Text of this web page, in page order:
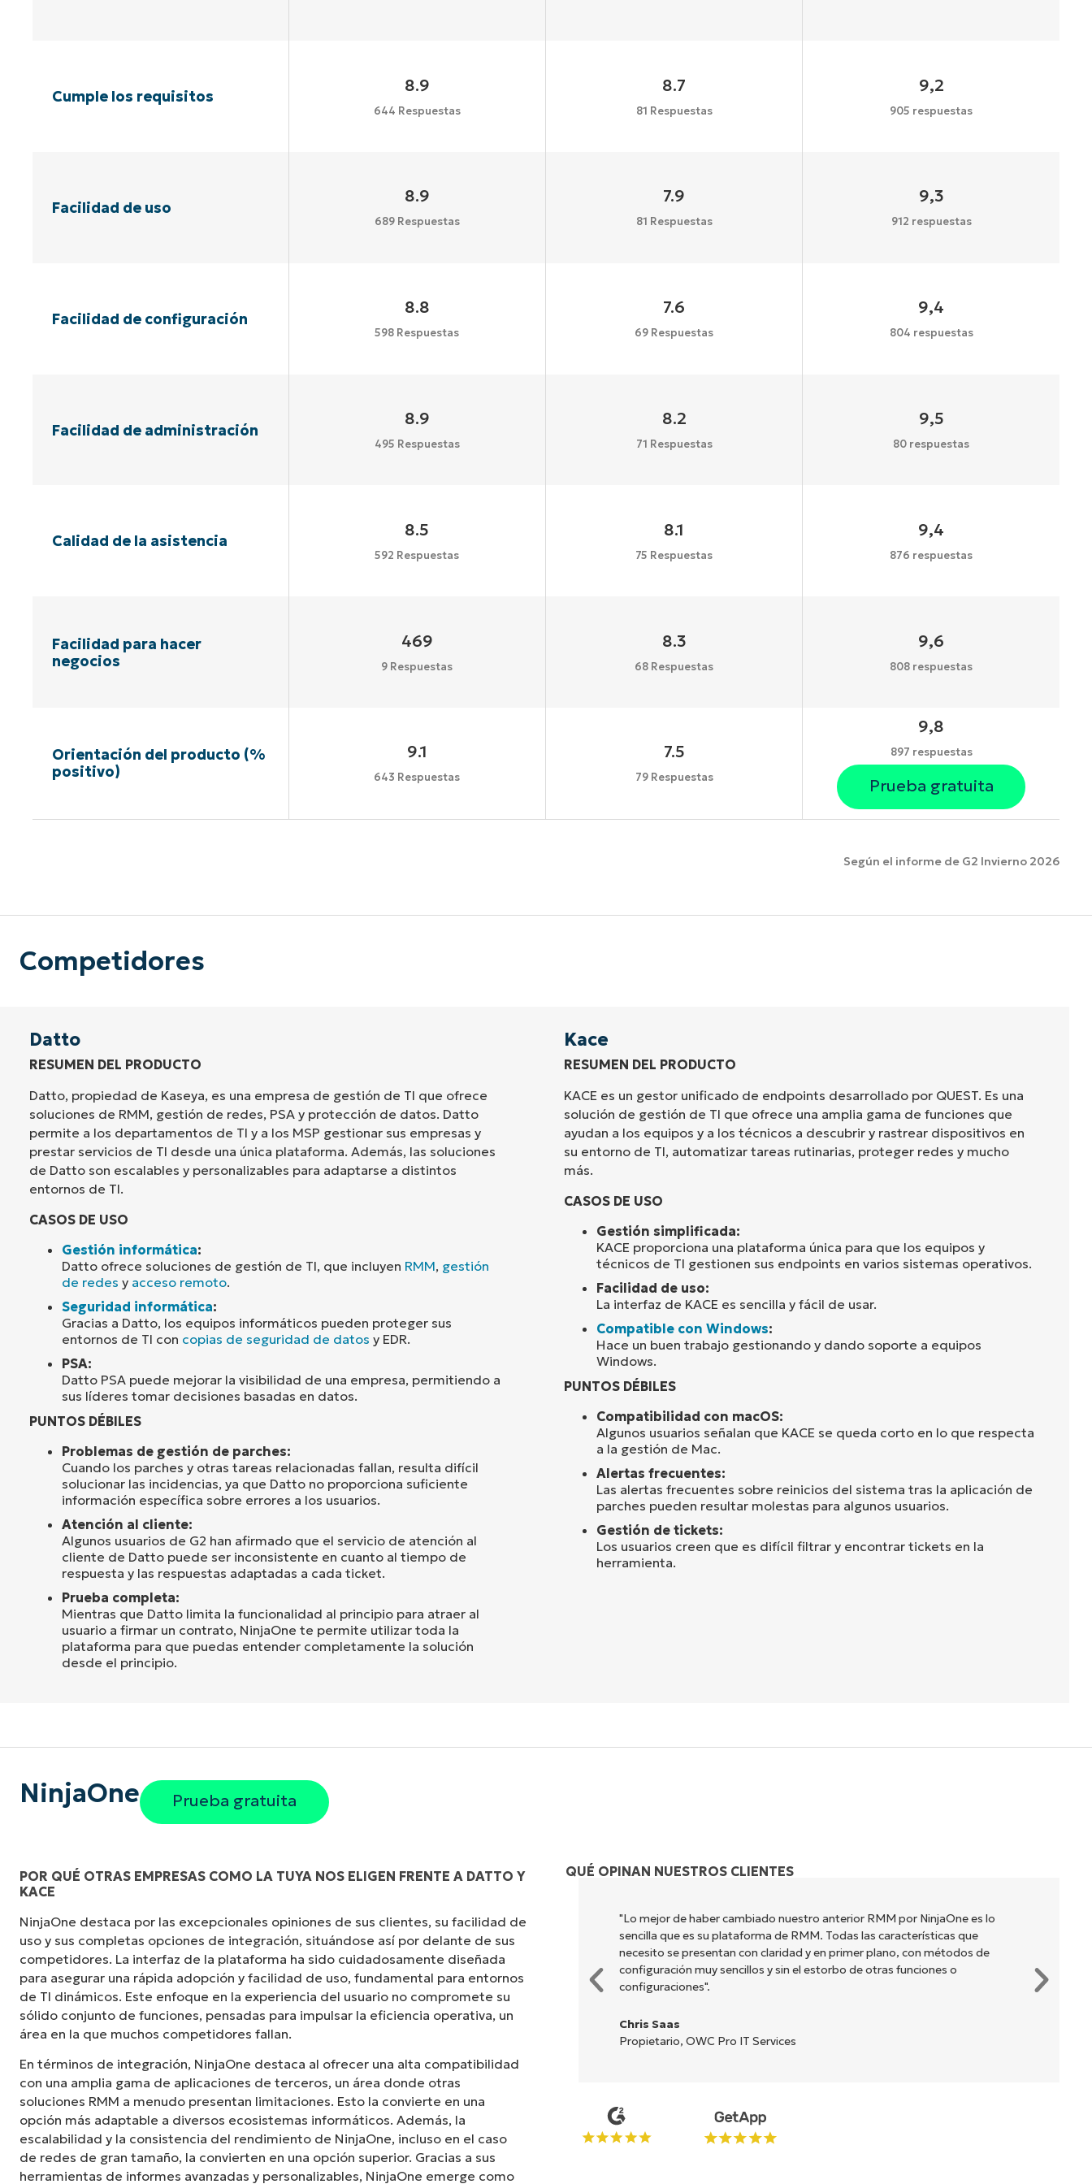
Cumple los requisitos
8.9
644 Respuestas
8.7
81 Respuestas
9,2
905 respuestas
Facilidad de uso
8.9
689 Respuestas
7.9
81 Respuestas
9,3
912 respuestas
Facilidad de configuración
8.8
598 Respuestas
7.6
69 Respuestas
9,4
804 respuestas
Facilidad de administración
8.9
495 Respuestas
8.2
71 Respuestas
9,5
80 respuestas
Calidad de la asistencia
8.5
592 Respuestas
8.1
75 Respuestas
9,4
876 respuestas
Facilidad para hacer
negocios
469
9 Respuestas
8.3
68 Respuestas
9,6
808 respuestas
Orientación del producto (%
positivo)
9.1
643 Respuestas
7.5
79 Respuestas
9,8
897 respuestas
Prueba gratuita
Según el informe de G2 Invierno 2026
Competidores
Datto
RESUMEN DEL PRODUCTO
Datto, propiedad de Kaseya, es una empresa de gestión de TI que ofrece
soluciones de RMM, gestión de redes, PSA y protección de datos. Datto
permite a los departamentos de TI y a los MSP gestionar sus empresas y
prestar servicios de TI desde una única plataforma. Además, las soluciones
de Datto son escalables y personalizables para adaptarse a distintos
entornos de TI.
CASOS DE USO
Gestión informática:
Datto ofrece soluciones de gestión de TI, que incluyen RMM, gestión
de redes y acceso remoto.
Seguridad informática:
Gracias a Datto, los equipos informáticos pueden proteger sus
entornos de TI con copias de seguridad de datos y EDR.
PSA:
Datto PSA puede mejorar la visibilidad de una empresa, permitiendo a
sus líderes tomar decisiones basadas en datos.
PUNTOS DÉBILES
Problemas de gestión de parches:
Cuando los parches y otras tareas relacionadas fallan, resulta difícil
solucionar las incidencias, ya que Datto no proporciona suficiente
información específica sobre errores a los usuarios.
Atención al cliente:
Algunos usuarios de G2 han afirmado que el servicio de atención al
cliente de Datto puede ser inconsistente en cuanto al tiempo de
respuesta y las respuestas adaptadas a cada ticket.
Prueba completa:
Mientras que Datto limita la funcionalidad al principio para atraer al
usuario a firmar un contrato, NinjaOne te permite utilizar toda la
plataforma para que puedas entender completamente la solución
desde el principio.
Kace
RESUMEN DEL PRODUCTO
KACE es un gestor unificado de endpoints desarrollado por QUEST. Es una
solución de gestión de TI que ofrece una amplia gama de funciones que
ayudan a los equipos y a los técnicos a descubrir y rastrear dispositivos en
su entorno de TI, automatizar tareas rutinarias, proteger redes y mucho
más.
CASOS DE USO
Gestión simplificada:
KACE proporciona una plataforma única para que los equipos y
técnicos de TI gestionen sus endpoints en varios sistemas operativos.
Facilidad de uso:
La interfaz de KACE es sencilla y fácil de usar.
Compatible con Windows:
Hace un buen trabajo gestionando y dando soporte a equipos
Windows.
PUNTOS DÉBILES
Compatibilidad con macOS:
Algunos usuarios señalan que KACE se queda corto en lo que respecta
a la gestión de Mac.
Alertas frecuentes:
Las alertas frecuentes sobre reinicios del sistema tras la aplicación de
parches pueden resultar molestas para algunos usuarios.
Gestión de tickets:
Los usuarios creen que es difícil filtrar y encontrar tickets en la
herramienta.
NinjaOne Prueba gratuita
POR QUÉ OTRAS EMPRESAS COMO LA TUYA NOS ELIGEN FRENTE A DATTO Y
KACE
NinjaOne destaca por las excepcionales opiniones de sus clientes, su facilidad de
uso y sus completas opciones de integración, situándose así por delante de sus
competidores. La interfaz de la plataforma ha sido cuidadosamente diseñada
para asegurar una rápida adopción y facilidad de uso, fundamental para entornos
de TI dinámicos. Este enfoque en la experiencia del usuario no compromete su
sólido conjunto de funciones, pensadas para impulsar la eficiencia operativa, un
área en la que muchos competidores fallan.
En términos de integración, NinjaOne destaca al ofrecer una alta compatibilidad
con una amplia gama de aplicaciones de terceros, un área donde otras
soluciones RMM a menudo presentan limitaciones. Esto la convierte en una
opción más adaptable a diversos ecosistemas informáticos. Además, la
escalabilidad y la consistencia del rendimiento de NinjaOne, incluso en el caso
de redes de gran tamaño, la convierten en una opción superior. Gracias a sus
herramientas de informes avanzadas y personalizables, NinjaOne emerge como
QUÉ OPINAN NUESTROS CLIENTES
"NinjaOne es increíblemente fácil de usar y combina una interfaz fluida con
potentes funciones de back-end. La configuración es sencilla de realizar y la
interfaz fácil de gestionar. Todas las opciones y herramientas están
claramente indicadas, son fáciles de entender y la interfaz resulta muy
intuitiva".
Ryan Reiffenberger
Reiffenberger.NET Technology Solutions
"Lo mejor de haber cambiado nuestro anterior RMM por NinjaOne es lo
sencilla que es su plataforma de RMM. Todas las características que
necesito se presentan con claridad y en primer plano, con métodos de
configuración muy sencillos y sin el estorbo de otras funciones o
configuraciones".
Chris Saas
Propietario, OWC Pro IT Services
Company